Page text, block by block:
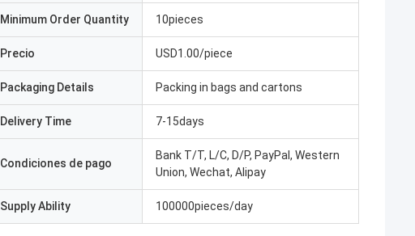
Minimum Order Quantity 10pieces
Precio USD1.00/piece
Packaging Details Packing in bags and cartons
Delivery Time 7-15days
Condiciones de pago
Bank T/T, L/C, D/P, PayPal, Western
Union, Wechat, Alipay
Supply Ability 100000pieces/day